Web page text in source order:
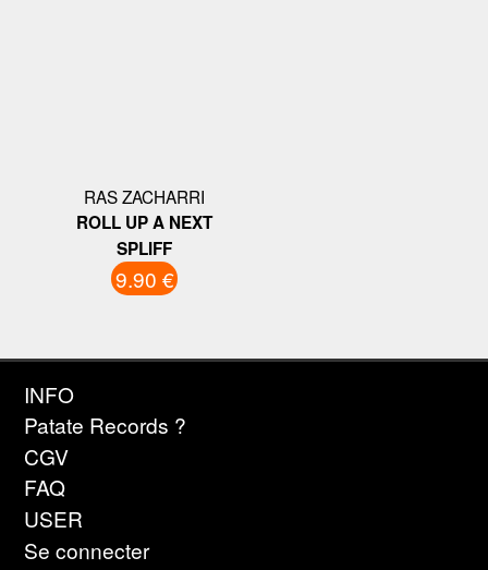
RAS ZACHARRI
ROLL UP A NEXT
SPLIFF
9.90 €
INFO
Patate Records ?
CGV
FAQ
USER
Se connecter